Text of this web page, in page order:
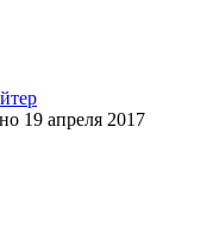
19 апреля 2017